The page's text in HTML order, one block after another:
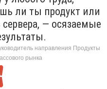
ли ты продукт или
— осязаемые
направления Продукты
рынка